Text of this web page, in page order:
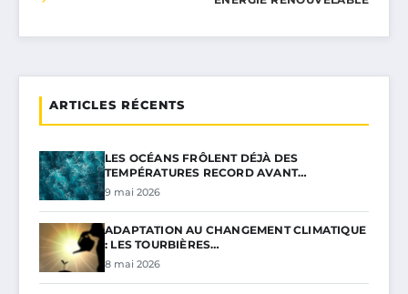
ARTICLES RÉCENTS
LES OCÉANS FRÔLENT DÉJÀ DES
TEMPÉRATURES RECORD AVANT…
9 mai 2026
ADAPTATION AU CHANGEMENT CLIMATIQUE
: LES TOURBIÈRES…
8 mai 2026